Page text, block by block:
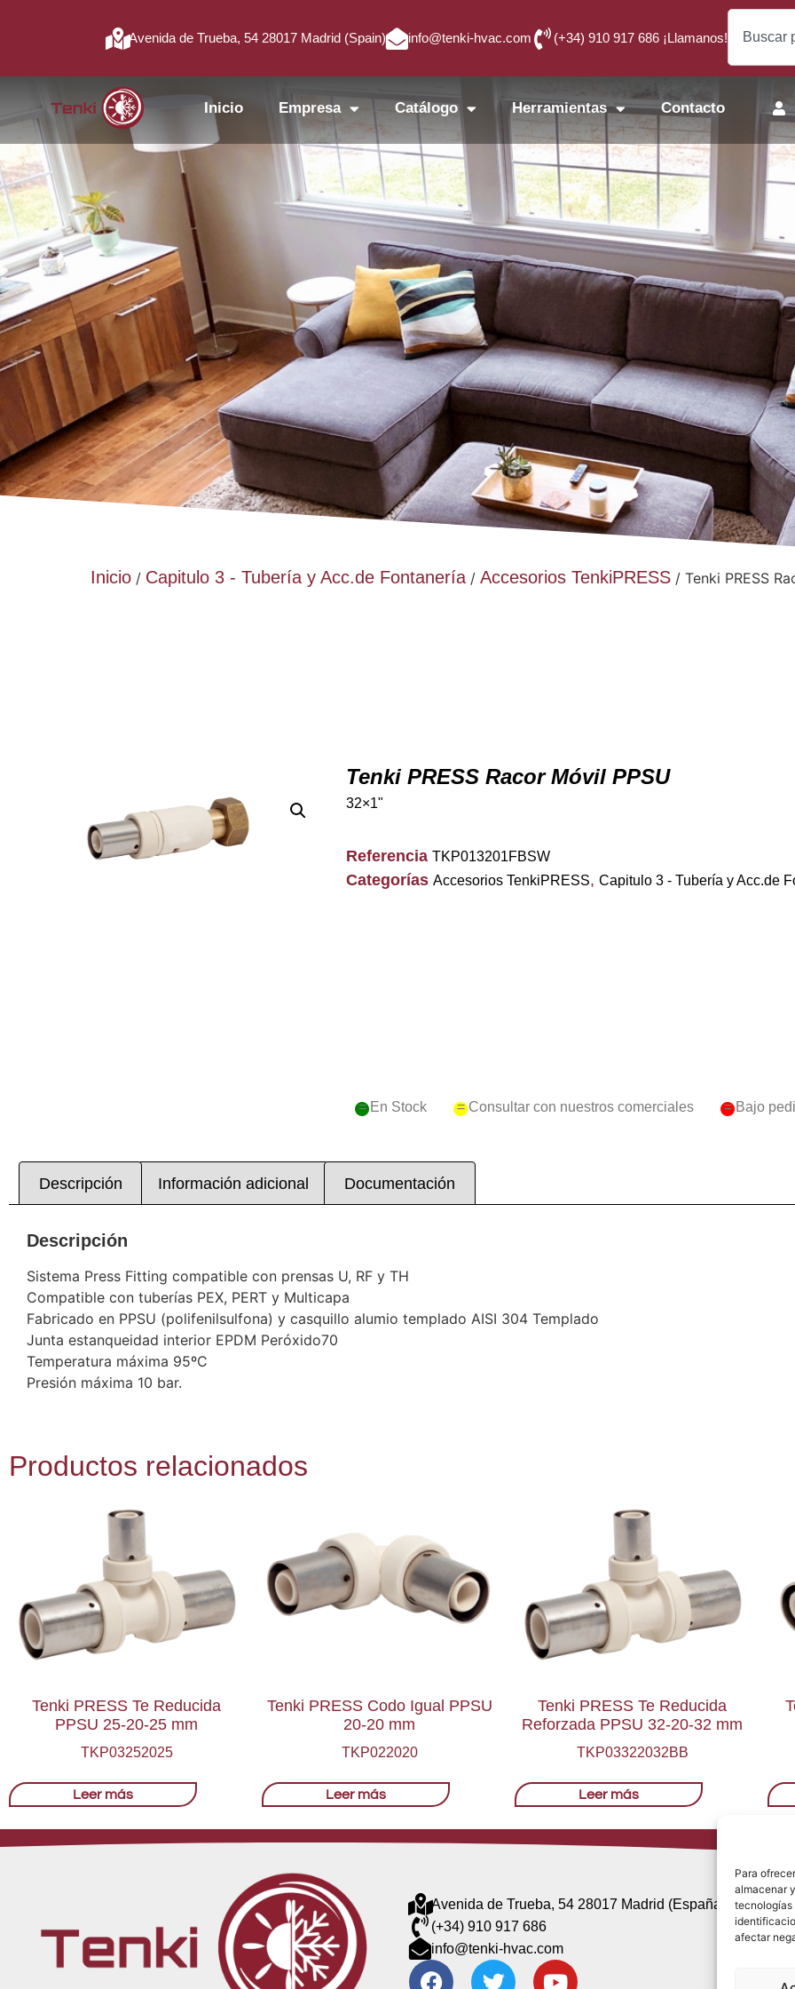
Para
almacenar
tecnologías
afectar
Avenida de Trueba, 54 28017 Madrid (Spain) info@tenki-hvac.com (+34) 910 917 686 ¡Llamanos!
Inicio Empresa Catálogo Herramientas Contacto
Inicio / Capitulo 3 - Tubería y Acc.de Fontanería/ Accesorios TenkiPRESS / Tenki PRESS
Tenki PRESS Racor Móvil PPSU
32×1"
Referencia TKP013201FBSW
Categorías Accesorios TenkiPRESS, Capitulo 3 - Tubería y Acc.de
= En Stock = Consultar con nuestros comerciales = Bajo
Descripción Información adicional Documentación
Descripción
Sistema Press Fitting compatible con prensas U, RF y TH
Compatible con tuberías PEX, PERT y Multicapa
Fabricado en PPSU (polifenilsulfona) y casquillo alumio templado AISI 304 Templado
Junta estanqueidad interior EPDM Peróxido70
Temperatura máxima 95ºC
Presión máxima 10 bar.
Productos relacionados
Tenki PRESS Te Reducida
PPSU 25-20-25 mm
TKP03252025
Leer más
Tenki PRESS Codo Igual PPSU
20-20 mm
TKP022020
Leer más
Tenki PRESS Te Reducida
Reforzada PPSU 32-20-32 mm
TKP03322032BB
Leer más
Avenida de Trueba, 54 28017 Madrid (España)
(+34) 910 917 686
info@tenki-hvac.com